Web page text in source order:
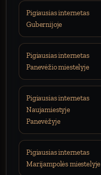
Pigiausias internetas
Gubernijoje
Pigiausias internetas
Panevėžio miestelyje
Pigiausias internetas
Naujamiestyje
Panevėžyje
Pigiausias internetas
Marijampolės miestelyje